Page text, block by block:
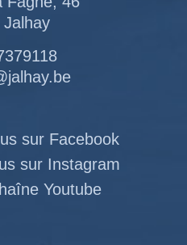
sur Facebook
sur Instagram
Youtube